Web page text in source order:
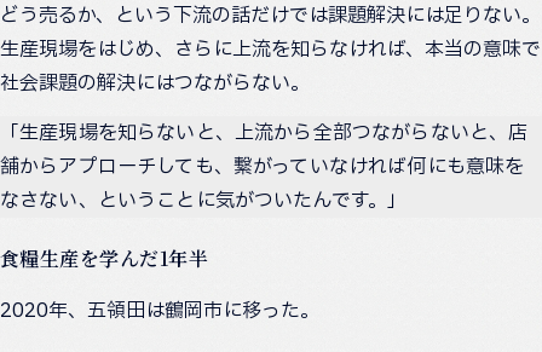
どう売るか、という下流の話だけでは課題解決には足りない。
生産現場をはじめ、さらに上流を知らなければ、本当の意味で
社会課題の解決にはつながらない。
「生産現場を知らないと、上流から全部つながらないと、店
舗からアプローチしても、繋がっていなければ何にも意味を
なさない、ということに気がついたんです。」
食糧生産を学んだ1年半
2020年、五領田は鶴岡市に移った。